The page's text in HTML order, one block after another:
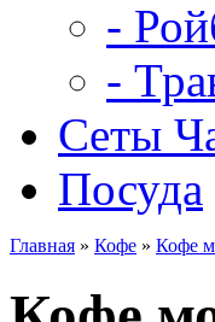
-
-
Сеты
Посуда
Главная » Кофе » Кофе